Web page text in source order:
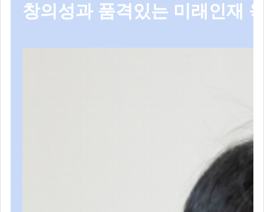
창의성과 품격있는 미래인재